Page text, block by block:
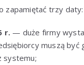
zapamiętać trzy daty:
r. — duże firmy
muszą być
systemu;